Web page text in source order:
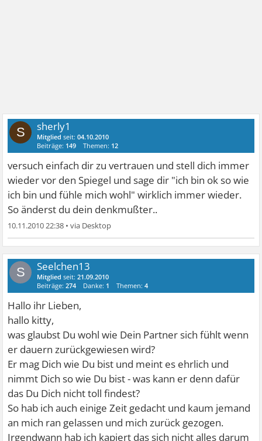
S sherly1
Mitglied seit:04.10.2010
Beiträge: 149 Themen: 12
versuch einfach dir zu vertrauen und stell dich immer
wieder vor den Spiegel und sage dir "ich bin ok so wie
ich bin und fühle mich wohl" wirklich immer wieder.
So änderst du dein denkmußter..
10.11.2010 22:38 •
S Seelchen13
Mitglied seit:21.09.2010
Beiträge:274 Danke: 1 Themen:4
Hallo ihr Lieben,
hallo kitty,
was glaubst Du wohl wie Dein Partner sich fühlt wenn
er dauern zurückgewiesen wird?
Er mag Dich wie Du bist und meint es ehrlich und
nimmt Dich so wie Du bist - was kann er denn dafür
das Du Dich nicht toll findest?
So hab ich auch einige Zeit gedacht und kaum jemand
an mich ran gelassen und mich zurück gezogen.
Irgendwann hab ich kapiert das sich nicht alles darum